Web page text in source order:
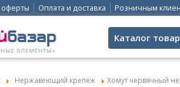
Оплата и доставка Розничным
Каталог
Нержавеющий крепеж Хомут червячный